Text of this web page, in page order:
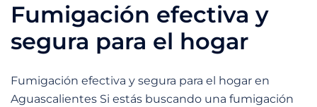
Fumigación efectiva y
segura para el hogar
Fumigación efectiva y segura para el hogar en
Aguascalientes Si estás buscando una fumigación